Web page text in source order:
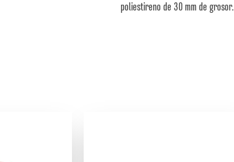
poliestireno de 30 mm de grosor.